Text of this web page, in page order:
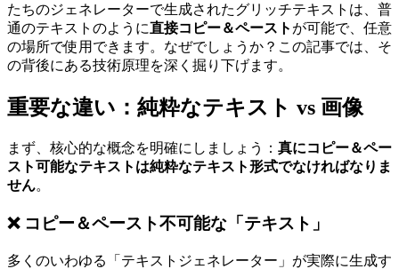
たちのジェネレーターで生成されたグリッチテキストは、普
通のテキストのように直接コピー＆ペースト が可能で、任意
の場所で使用できます。なぜでしょうか？この記事では、そ
の背後にある技術原理を深く掘り下げます。
重要な違い：純粋なテキスト vs 画像
まず、核心的な概念を明確にしましょう： 真にコピー＆ペー
スト可能なテキストは純粋なテキスト形式でなければなりま
せん。
❌ コピー＆ペースト不可能な「テキスト」
多くのいわゆる「テキストジェネレーター」が実際に生成す